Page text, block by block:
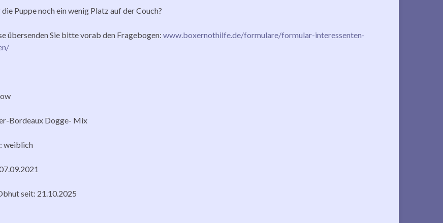
Puppe noch ein wenig Platz auf der Couch?
übersenden Sie bitte vorab den Fragebogen: www.boxernothilfe.de/formulare/formular-interessenten-
Bordeaux Dogge- Mix
weiblich
seit: 21.10.2025